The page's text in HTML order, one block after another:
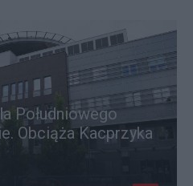
Południowego
Obciąża Kacprzyka